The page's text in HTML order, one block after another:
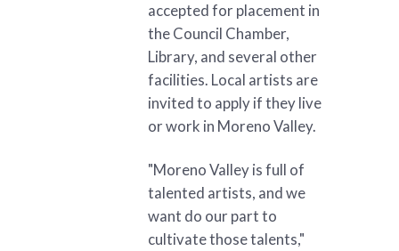
accepted for placement in
the Council Chamber,
Library, and several other
facilities. Local artists are
invited to apply if they live
or work in Moreno Valley.
"Moreno Valley is full of
talented artists, and we
want do our part to
cultivate those talents,"